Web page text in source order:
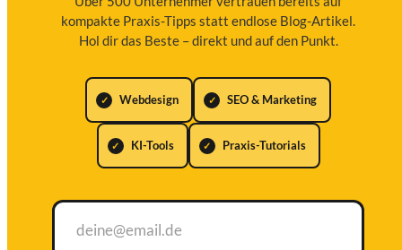
kompakte Praxis-Tipps statt endlose Blog-Artikel.
Hol dir das Beste – direkt und auf den Punkt.
Webdesign SEO & Marketing
KI-Tools Praxis-Tutorials